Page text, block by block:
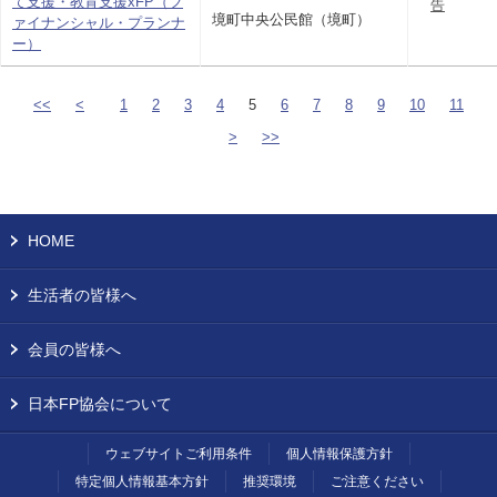
ァイナンシャル・プランナ
ー）
境町中央公民館（境町）
告
<< < 1 2 3 4 5 6 7 8 9 10
11
>
>>
HOME
生活者の皆様へ
会員の皆様へ
日本FP協会について
ウェブサイトご利用条件
個人情報保護方針
特定個人情報基本方針
推奨環境 ご注意ください